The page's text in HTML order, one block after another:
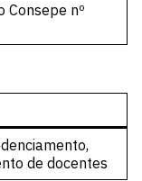
Consepe nº
de docentes